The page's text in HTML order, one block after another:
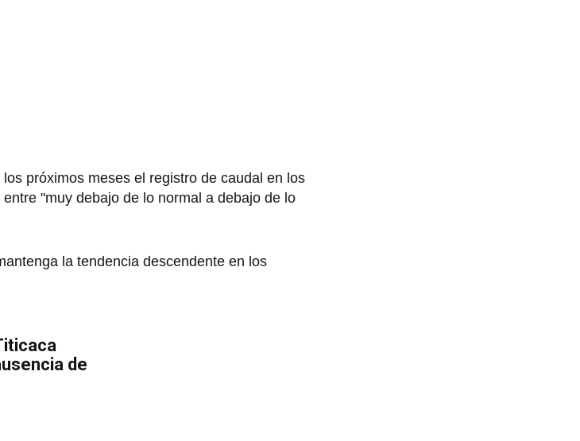
próximos meses el registro de caudal en los
"muy debajo de lo normal a debajo de lo
la tendencia descendente en los
de